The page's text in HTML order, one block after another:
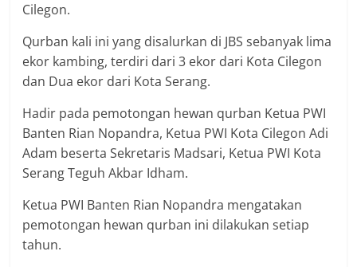
Cilegon.
Qurban kali ini yang disalurkan di JBS sebanyak lima
ekor kambing, terdiri dari 3 ekor dari Kota Cilegon
dan Dua ekor dari Kota Serang.
Hadir pada pemotongan hewan qurban Ketua PWI
Banten Rian Nopandra, Ketua PWI Kota Cilegon Adi
Adam beserta Sekretaris Madsari, Ketua PWI Kota
Serang Teguh Akbar Idham.
Ketua PWI Banten Rian Nopandra mengatakan
pemotongan hewan qurban ini dilakukan setiap
tahun.